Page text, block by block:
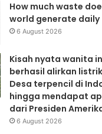
How much waste
world generate daily
6 August 2026
Kisah nyata wanita
berhasil alirkan
Desa terpencil di
hingga mendapat
dari Presiden
6 August 2026